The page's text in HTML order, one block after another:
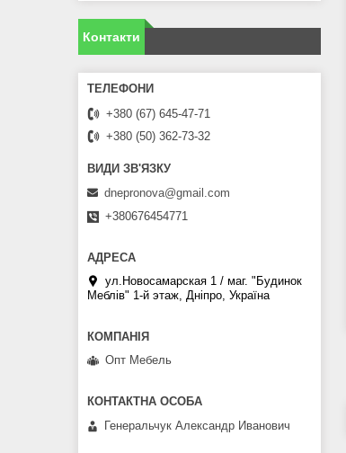
Контакти
+380 (67) 645-47-71
+380 (50) 362-73-32
dnepronova@gmail.com
+380676454771
ул.Новосамарская 1 / маг. "Будинок
Меблiв" 1-й этаж, Дніпро, Україна
Опт Мебель
Генеральчук Александр Иванович